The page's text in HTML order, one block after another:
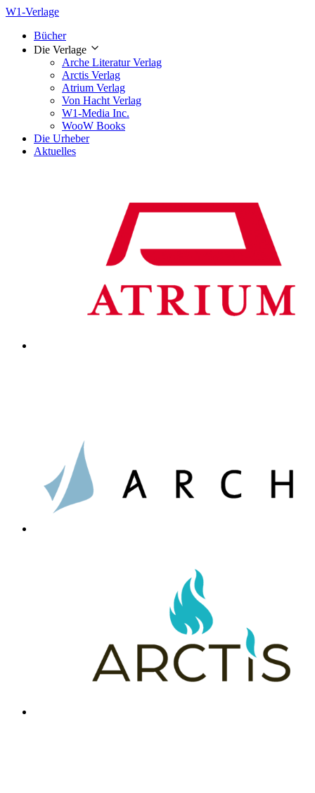
W1-Verlage
Bücher
Die Verlage
Arche Literatur Verlag
Arctis Verlag
Atrium Verlag
Von Hacht Verlag
W1-Media Inc.
WooW Books
Die Urheber
Aktuelles